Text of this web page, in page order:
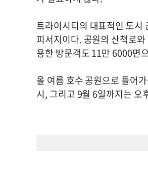
트라이시티의 대표적인 도시
피서지이다. 공원의 산책로
용한 방문객도 11만 6000면
올 여름 호수 공원으로 들어
시, 그리고 9월 6일까지는 오